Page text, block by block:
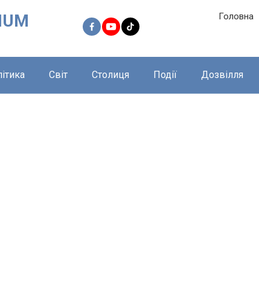
Головна
Світ Столиця Події Дозвілля